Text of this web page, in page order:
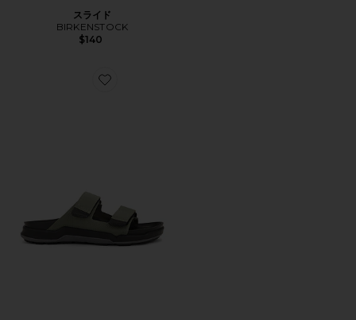
スライド
BIRKENSTOCK
$140
Favorite ATACAMA CE サンダル